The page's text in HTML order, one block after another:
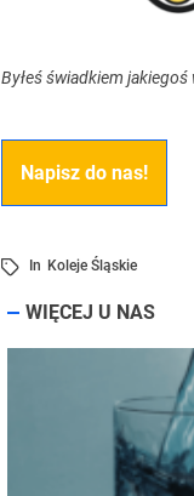
Byłeś świadkiem
Napisz do nas!
In Koleje Śląskie
WIĘCEJ U NAS